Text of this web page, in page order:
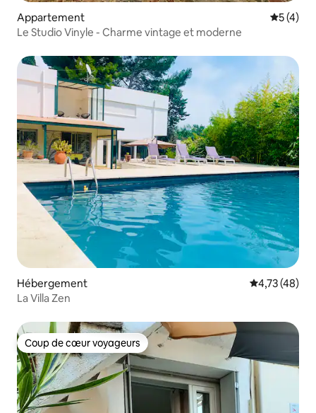
Appartement
5 (4)
Le Studio Vinyle - Charme vintage et moderne
Hébergement Évaluation
4,73 (48)
La Villa Zen
Coup de cœur voyageurs
Coup de cœur voyageurs